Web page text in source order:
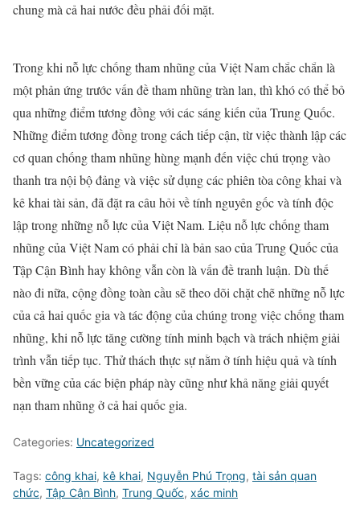
chung mà cả hai nước đều phải đối mặt.
Trong khi nỗ lực chống tham nhũng của Việt Nam chắc chắn là
một phản ứng trước vấn đề tham nhũng tràn lan, thì khó có thể bỏ
qua những điểm tương đồng với các sáng kiến của Trung Quốc.
Những điểm tương đồng trong cách tiếp cận, từ việc thành lập các
cơ quan chống tham nhũng hùng mạnh đến việc chú trọng vào
thanh tra nội bộ đảng và việc sử dụng các phiên tòa công khai và
kê khai tài sản, đã đặt ra câu hỏi về tính nguyên gốc và tính độc
lập trong những nỗ lực của Việt Nam. Liệu nỗ lực chống tham
nhũng của Việt Nam có phải chỉ là bản sao của Trung Quốc của
Tập Cận Bình hay không vẫn còn là vấn đề tranh luận. Dù thế
nào đi nữa, cộng đồng toàn cầu sẽ theo dõi chặt chẽ những nỗ lực
của cả hai quốc gia và tác động của chúng trong việc chống tham
nhũng, khi nỗ lực tăng cường tính minh bạch và trách nhiệm giải
trình vẫn tiếp tục. Thử thách thực sự nằm ở tính hiệu quả và tính
bền vững của các biện pháp này cũng như khả năng giải quyết
nạn tham nhũng ở cả hai quốc gia.
Categories: Uncategorized
Tags: công khai, kê khai, Nguyễn Phú Trọng, tài sản quan
chức, Tập Cận Bình, Trung Quốc, xác minh